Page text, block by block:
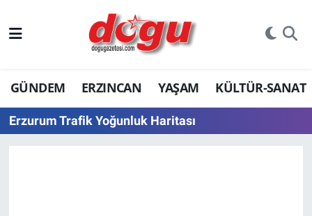
GÜNDEM ERZINCAN YAŞAM KÜLTÜR-SANAT
Erzurum Trafik Yoğunluk Haritası
ERZINCAN
GÜNDEM
ERZİNCAN FOTOĞRAFLARI